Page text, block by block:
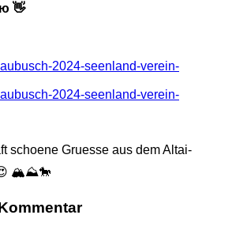
👋
schoene Gruesse aus dem Altai-
🏔️⛰️🐎